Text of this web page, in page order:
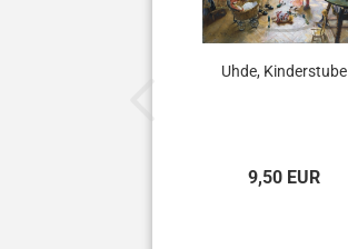
Uhde, Kinderstube
9,50 EUR